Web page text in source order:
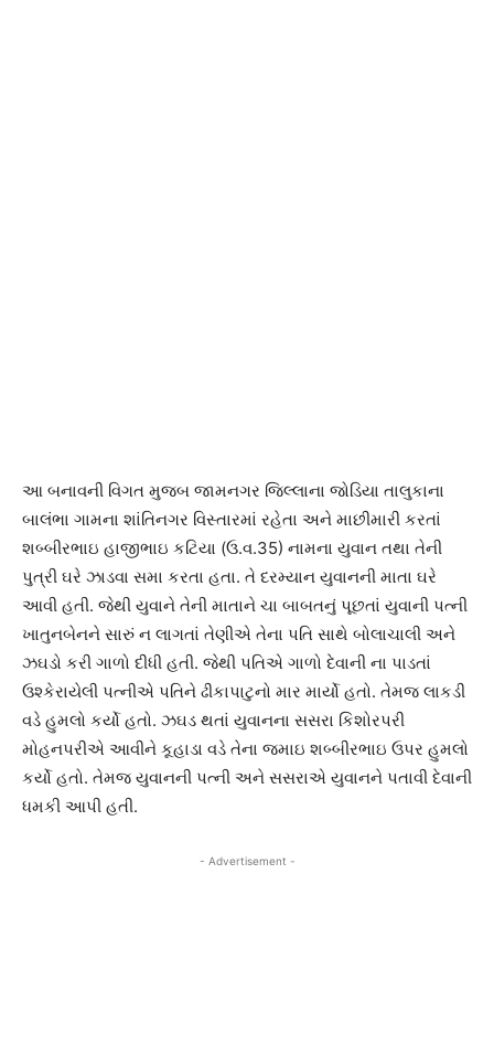
આ બનાવની વિગત મુજબ જામનગર જિલ્લાના જોડિયા તાલુકાના
બાલંભા ગામના શાંતિનગર વિસ્તારમાં રહેતા અને માછીમારી કરતાં
શબ્બીરભાઇ હાજીભાઇ કટિયા (ઉ.વ.35) નામના યુવાન તથા તેની
પુત્રી ઘરે ઝાડવા સમા કરતા હતા. તે દરમ્યાન યુવાનની માતા ઘરે
આવી હતી. જેથી યુવાને તેની માતાને ચા બાબતનું પૂછતાં યુવાની પત્ની
ખાતુનબેનને સારું ન લાગતાં તેણીએ તેના પતિ સાથે બોલાચાલી અને
ઝઘડો કરી ગાળો દીધી હતી. જેથી પતિએ ગાળો દેવાની ના પાડતાં
ઉશ્કેરાયેલી પત્નીએ પતિને ઢીકાપાટુનો માર માર્યો હતો. તેમજ લાકડી
વડે હુમલો કર્યો હતો. ઝઘડ થતાં યુવાનના સસરા કિશોરપરી
મોહનપરીએ આવીને કૂહાડા વડે તેના જમાઇ શબ્બીરભાઇ ઉપર હુમલો
કર્યો હતો. તેમજ યુવાનની પત્ની અને સસરાએ યુવાનને પતાવી દેવાની
ધમકી આપી હતી.
- Advertisement -